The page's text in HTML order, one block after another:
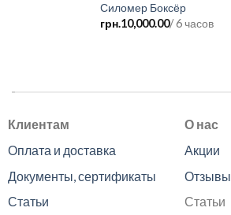
Силомер Боксёр
грн.10,000.00/ 6 часов
Клиентам
Оплата и доставка
Документы, сертификаты
Статьи
О нас
Акции
Отзывы
Статьи